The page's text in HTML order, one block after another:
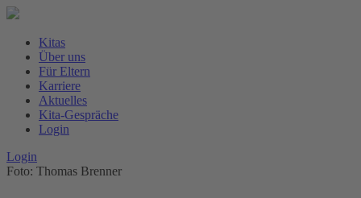
Kitas
Über uns
Für Eltern
Karriere
Aktuelles
Kita-Gespräche
Login
Login
Foto: Thomas Brenner